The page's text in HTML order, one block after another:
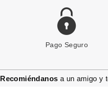
Pago Seguro
Recomiéndanos a un amigo y